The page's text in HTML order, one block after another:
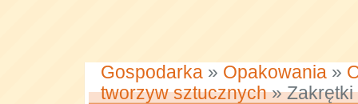
Gospodarka » Opakowania »
tworzyw sztucznych» Zakrętki